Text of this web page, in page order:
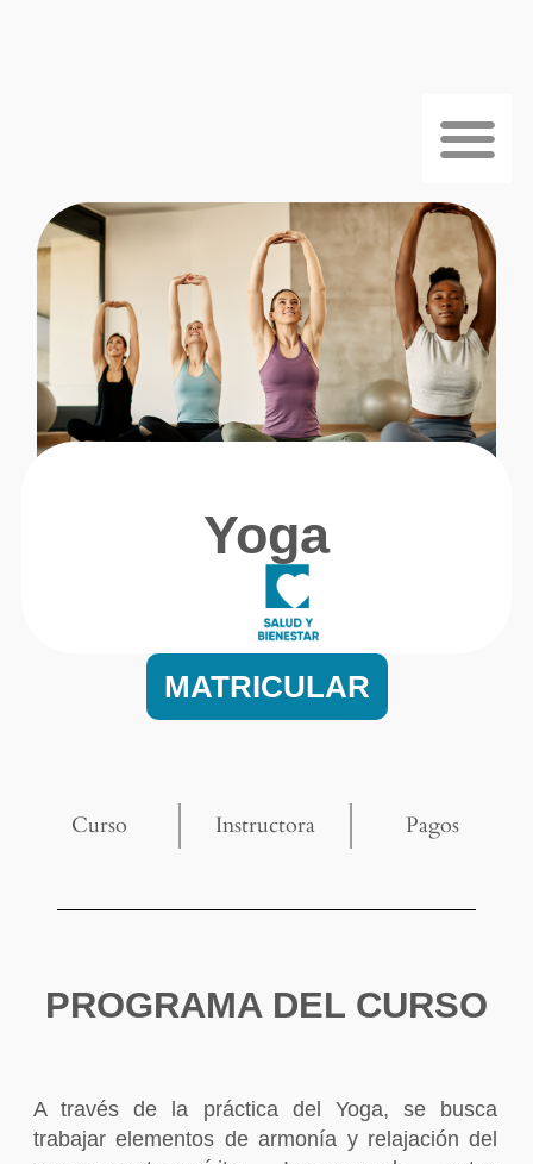
Yoga
MATRICULAR
Curso Instructora Pagos
PROGRAMA DEL CURSO
A través de la práctica del Yoga, se busca
trabajar elementos de armonía y relajación del